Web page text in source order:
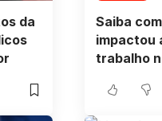
da
Saiba
impactou
trabalho